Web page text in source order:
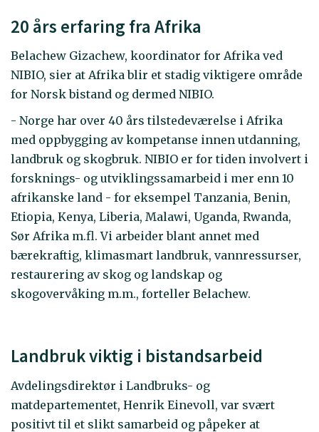
20 års erfaring fra Afrika
Belachew Gizachew, koordinator for Afrika ved
NIBIO, sier at Afrika blir et stadig viktigere område
for Norsk bistand og dermed NIBIO.
- Norge har over 40 års tilstedeværelse i Afrika
med oppbygging av kompetanse innen utdanning,
landbruk og skogbruk. NIBIO er for tiden involvert i
forsknings- og utviklingssamarbeid i mer enn 10
afrikanske land - for eksempel Tanzania, Benin,
Etiopia, Kenya, Liberia, Malawi, Uganda, Rwanda,
Sør Afrika m.fl. Vi arbeider blant annet med
bærekraftig, klimasmart landbruk, vannressurser,
restaurering av skog og landskap og
skogovervåking m.m., forteller Belachew.
Landbruk viktig i bistandsarbeid
Avdelingsdirektør i Landbruks- og
matdepartementet, Henrik Einevoll, var svært
positivt til et slikt samarbeid og påpeker at